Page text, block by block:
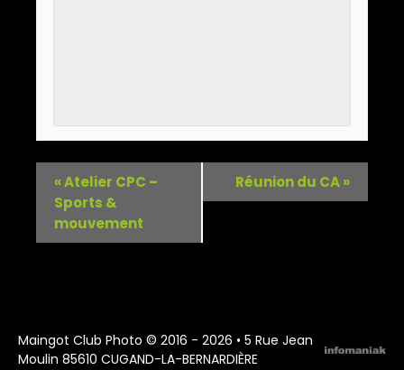
«Atelier CPC –
Sports &
mouvement
Réunion du CA»
Maingot Club Photo © 2016 - 2026 • 5 Rue Jean
Moulin 85610 CUGAND-LA-BERNARDIÈRE